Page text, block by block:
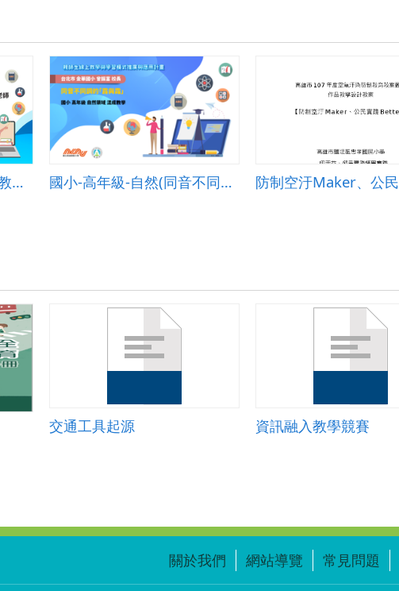
111年數位學習推動優良教案-PBL組(國小)-特優-桃園市仁和國小-林裕峯、林徹輝、陳瑋欣、李青蓉老師 國小-高年級-自然(同音不同調的「露與霜」)-B-混成教學-台北市金華國小-曾振富校長
交通工具起源 資訊融入教學競賽
關於我們 網站導覽 常見問題